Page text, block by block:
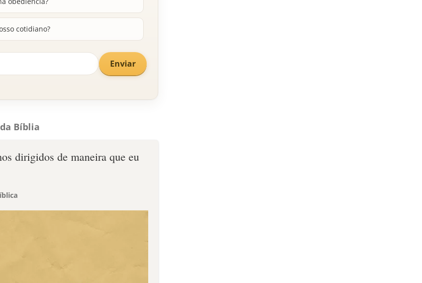
cotidiano?
Enviar
Bíblia
dirigidos de maneira que eu